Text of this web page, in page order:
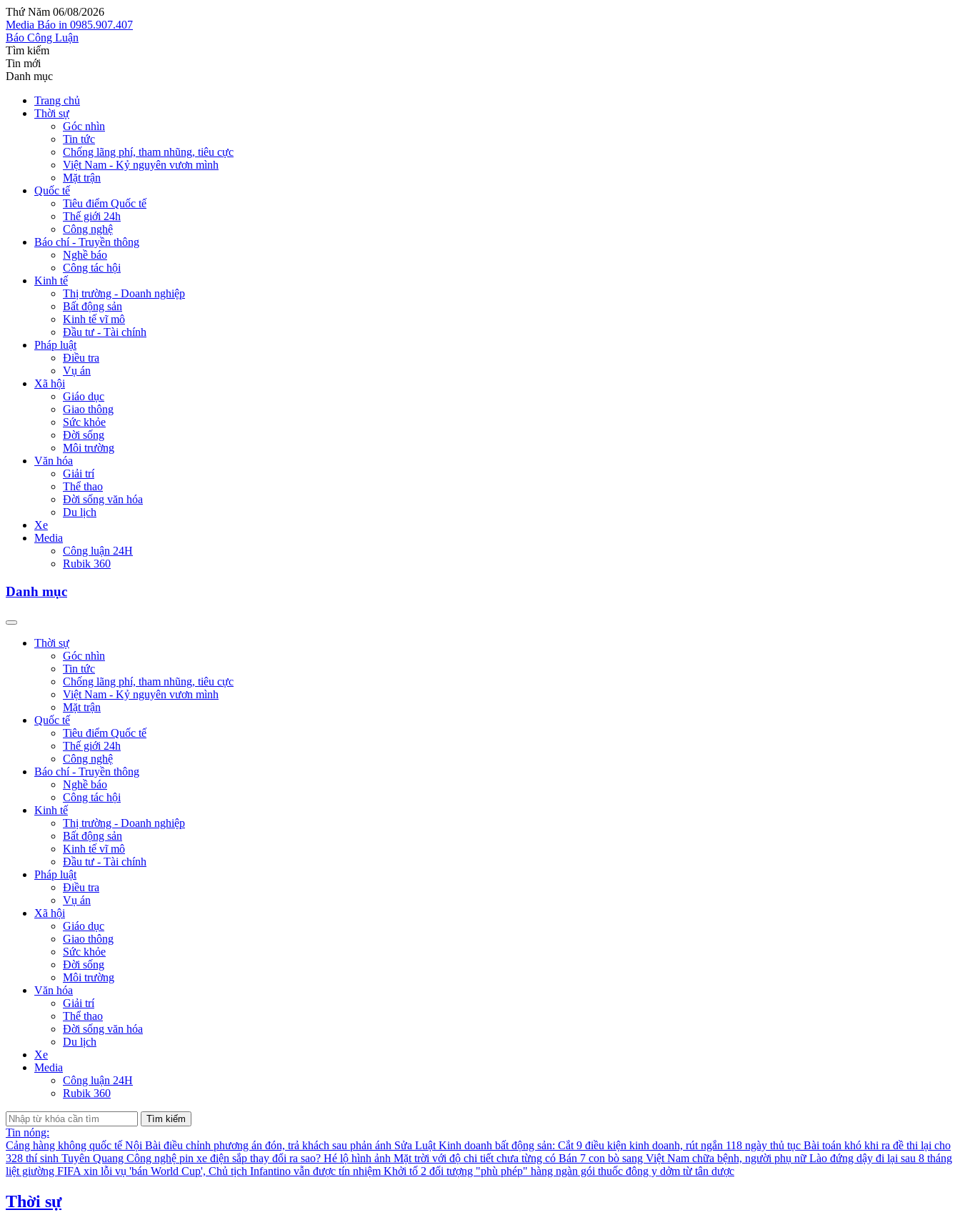
Thứ Năm 06/08/2026
Media Báo in 0985.907.407
Báo Công Luận
Tìm kiếm
Tin mới
Danh mục
Trang chủ
Thời sự
Góc nhìn
Tin tức
Chống lãng phí, tham nhũng, tiêu cực
Việt Nam - Kỷ nguyên vươn mình
Mặt trận
Quốc tế
Tiêu điểm Quốc tế
Thế giới 24h
Công nghệ
Báo chí - Truyền thông
Nghề báo
Công tác hội
Kinh tế
Thị trường - Doanh nghiệp
Bất động sản
Kinh tế vĩ mô
Đầu tư - Tài chính
Pháp luật
Điều tra
Vụ án
Xã hội
Giáo dục
Giao thông
Sức khỏe
Đời sống
Môi trường
Văn hóa
Giải trí
Thể thao
Đời sống văn hóa
Du lịch
Xe
Media
Công luận 24H
Rubik 360
Danh mục
Thời sự
Góc nhìn
Tin tức
Chống lãng phí, tham nhũng, tiêu cực
Việt Nam - Kỷ nguyên vươn mình
Mặt trận
Quốc tế
Tiêu điểm Quốc tế
Thế giới 24h
Công nghệ
Báo chí - Truyền thông
Nghề báo
Công tác hội
Kinh tế
Thị trường - Doanh nghiệp
Bất động sản
Kinh tế vĩ mô
Đầu tư - Tài chính
Pháp luật
Điều tra
Vụ án
Xã hội
Giáo dục
Giao thông
Sức khỏe
Đời sống
Môi trường
Văn hóa
Giải trí
Thể thao
Đời sống văn hóa
Du lịch
Xe
Media
Công luận 24H
Rubik 360
Tìm kiếm
Tin nóng:
Cảng hàng không quốc tế Nội Bài điều chỉnh phương án đón, trả khách sau phản ánh Sửa Luật Kinh doanh bất động sản: Cắt 9 điều kiện kinh doanh, rút ngắn 118 ngày thủ tục Bài toán khó khi ra đề thi lại cho
328 thí sinh Tuyên Quang Công nghệ pin xe điện sắp thay đổi ra sao? Hé lộ hình ảnh Mặt trời với độ chi tiết chưa từng có Bán 7 con bò sang Việt Nam chữa bệnh, người phụ nữ Lào đứng dậy đi lại sau 8 tháng
liệt giường FIFA xin lỗi vụ 'bán World Cup', Chủ tịch Infantino vẫn được tín nhiệm Khởi tố 2 đối tượng "phù phép" hàng ngàn gói thuốc đông y dởm từ tân dược
Thời sự